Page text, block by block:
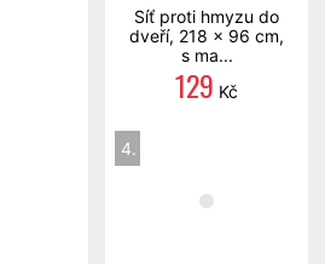
Síť proti hmyzu do
dveří, 218 x 96 cm,
s ma...
129 Kč
4.